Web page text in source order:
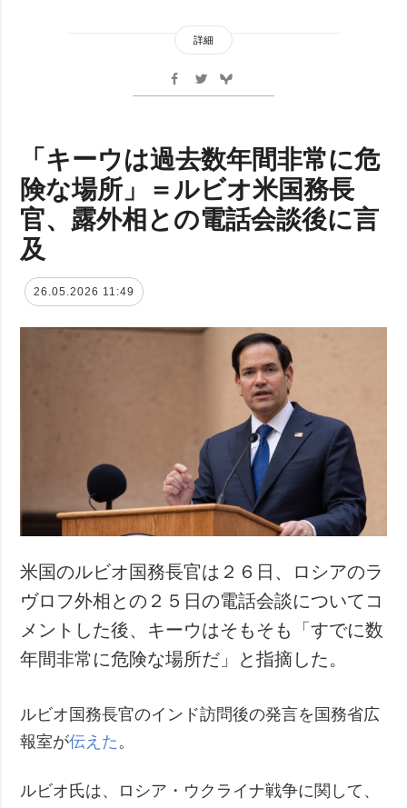
詳細
「キーウは過去数年間非常に危
険な場所」＝ルビオ米国務長
官、露外相との電話会談後に言
及
26.05.2026 11:49
米国のルビオ国務長官は２６日、ロシアのラ
ヴロフ外相との２５日の電話会談についてコ
メントした後、キーウはそもそも「すでに数
年間非常に危険な場所だ」と指摘した。
ルビオ国務長官のインド訪問後の発言を国務省広
報室が伝えた。
ルビオ氏は、ロシア・ウクライナ戦争に関して、